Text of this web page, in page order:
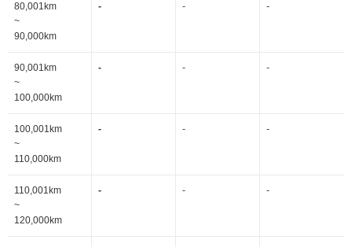
80,001km
~
90,000km
- - -
90,001km
~
100,000km
- - -
100,001km
~
110,000km
- - -
110,001km
~
120,000km
- - -